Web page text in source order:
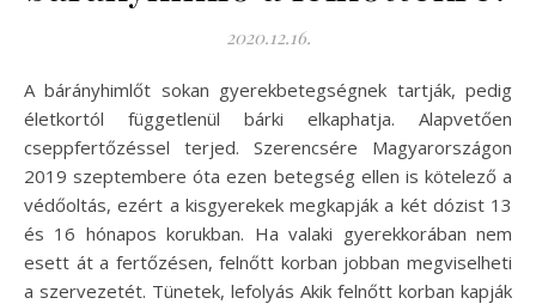
2020.12.16.
A bárányhimlőt sokan gyerekbetegségnek tartják, pedig
életkortól függetlenül bárki elkaphatja. Alapvetően
cseppfertőzéssel terjed. Szerencsére Magyarországon
2019 szeptembere óta ezen betegség ellen is kötelező a
védőoltás, ezért a kisgyerekek megkapják a két dózist 13
és 16 hónapos korukban. Ha valaki gyerekkorában nem
esett át a fertőzésen, felnőtt korban jobban megviselheti
a szervezetét. Tünetek, lefolyás Akik felnőtt korban kapják